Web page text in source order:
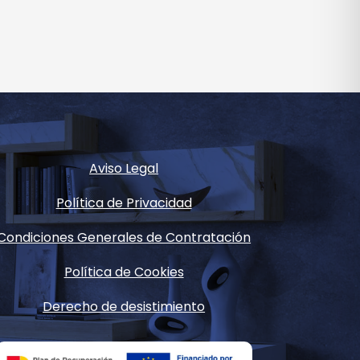
Aviso Legal
Política de Privacidad
Generales de Contratación
Política de Cookies
Derecho de desistimiento